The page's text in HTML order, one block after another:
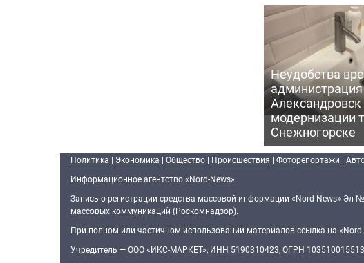
Неудобства
Александровск
модернизации
Снежногорске
Политика | Экономика | Общество | Происшествия | Фоторепортажи |
Информационное агентство «Nord-News»
Запись о регистрации средства массовой информации «Nord-News»
массовых коммуникаций (Роскомнадзор).
При полном или частичном использовании материалов ссылка на
Учредитель — ООО «ИКС-МАРКЕТ», ИНН 5190310423, ОГРН